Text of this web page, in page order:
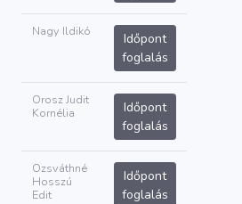
Nagy Ildikó
Időpont
foglalás
Orosz Judit
Kornélia
Időpont
foglalás
Ozsváthné
Hosszú
Edit
Időpont
foglalás